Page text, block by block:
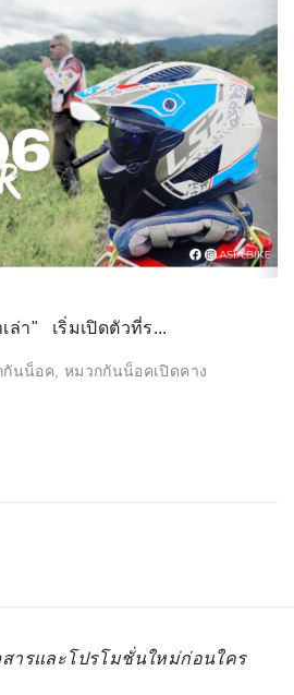
ล่า" เริ่มเปิดตัวที่ร...
กันน็อค หมวกกันน็อคเปิดคาง
ารและโปรโมชั่นใหม่ก่อนใคร